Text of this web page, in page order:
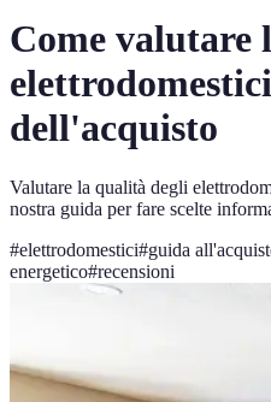
Come valutare
dell'acquisto
Valutare la qualità degli
nostra guida per fare scelte
#elettrodomestici#guida
energetico#recensioni